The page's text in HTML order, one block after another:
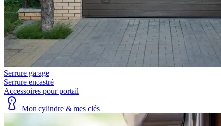
Serrure garage
Serrure encastré
Accessoires pour portail
Mon cylindre & mes clés